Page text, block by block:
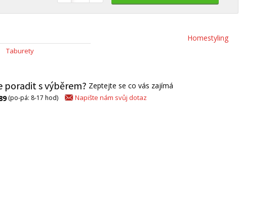
Taburety
Homestyling
poradit s výběrem? Zeptejte se co vás zajímá
(po-pá: 8-17 hod) Napište nám svůj dotaz